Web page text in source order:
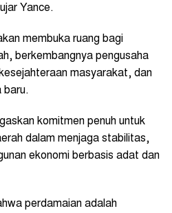
Yance.
membuka ruang bagi
berkembangnya pengusaha
masyarakat, dan
baru.
komitmen penuh untuk
dalam menjaga stabilitas,
ekonomi berbasis adat dan
perdamaian adalah